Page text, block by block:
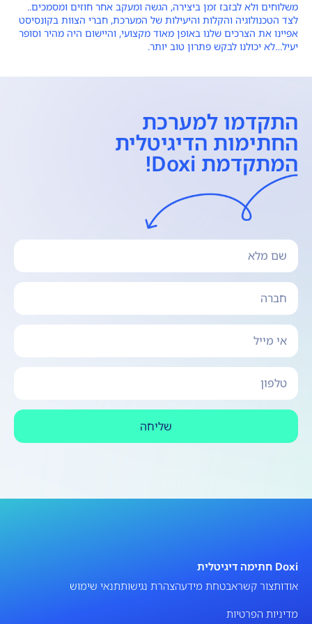
משלוחים ולא לבזבז זמן ביצירה, הגשה ומעקב אחר חוזים ומסמכים..
לצד הטכנולוגיה והקלות והיעילות של המערכת, חברי הצוות בקונסיסט
אפיינו את הצרכים שלנו באופן מאוד מקצועי, והיישום היה מהיר וסופר
יעיל…לא יכולנו לבקש פתרון טוב יותר.
התקדמו למערכת
החתימות הדיגיטלית
המתקדמת Doxi!
שליחה
Doxi חתימה דיגיטלית
אודותצור קשראבטחת מידעהצהרת נגישותתנאי שימוש
מדיניות הפרטיות